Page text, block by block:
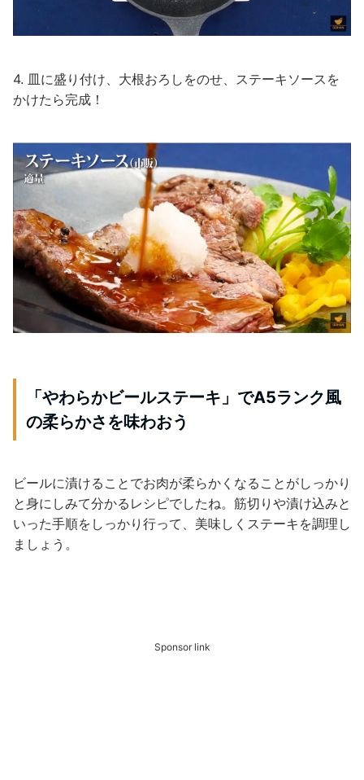
4. 皿に盛り付け、大根おろしをのせ、ステーキソースを
かけたら完成！
「やわらかビールステーキ」でA5ランク風
の柔らかさを味わおう
ビールに漬けることでお肉が柔らかくなることがしっかり
と身にしみて分かるレシピでしたね。筋切りや漬け込みと
いった手順をしっかり行って、美味しくステーキを調理し
ましょう。
Sponsor link